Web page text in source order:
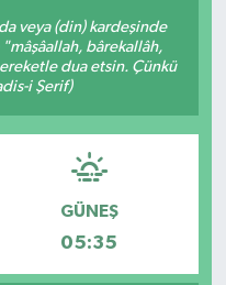
veya (din) kardeşinde
bârekallâh,
dua etsin. Çünkü
i Şerif)
GÜNEŞ
05:35